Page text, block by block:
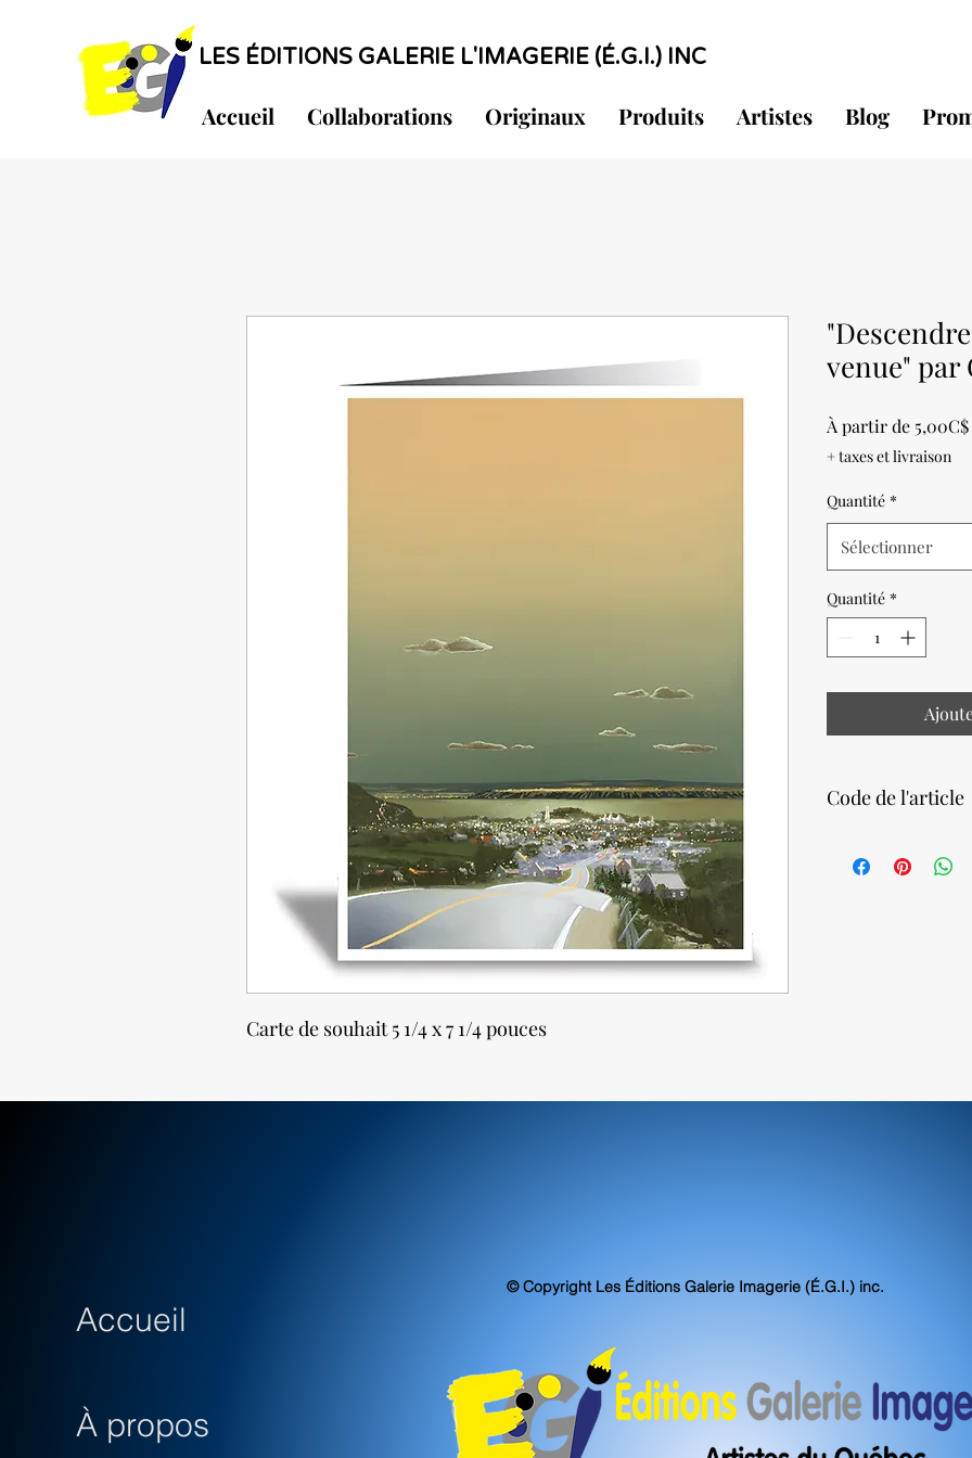
LES ÉDITIONS GALERIE L'IMAGERIE (É.G.I.) INC
Accueil Collaborations Originaux Produits Artistes Blog
Carte de souhait 5 1/4 x 7 1/4 pouces
venue" par
À partir de 5,00C$
+ taxes et livraison
Quantité *
Sélectionner
Quantité *
Code de l'article
Accueil
À propos
© Copyright Les Éditions Galerie Imagerie (É.G.I.) inc.